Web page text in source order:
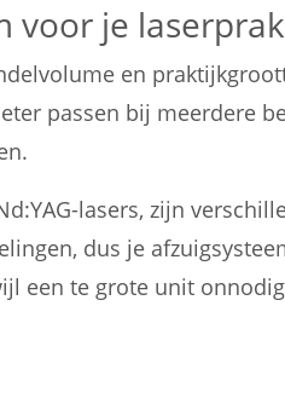
voor je
en
passen bij meerdere
lasers, zijn
dus je
een te grote unit